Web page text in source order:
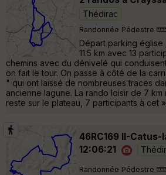
Thédirac
Randonnée Pédestre
Départ parking église
11.5 km avec 13
chemins avec du dénivelé qui
on fait le tour. On passe à côté de la
" qui ont laissé de nombreuses traces
ancienne lagune. La rando loisir de 7 km
reste sur le plateau, 7 participants à cet »
46RC169 II-Catus-
12:06:21
Randonnée Pédestre